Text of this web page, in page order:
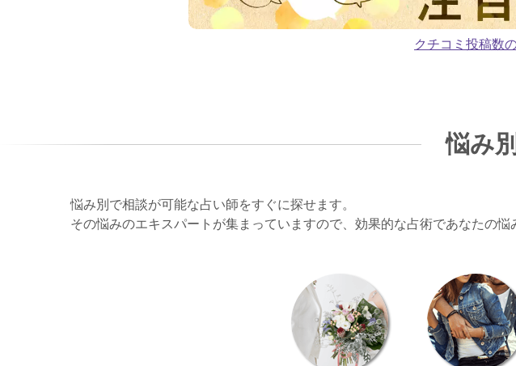
クチコミ投稿数
悩み
悩み別で相談が可能な占い師をすぐに探せます。
その悩みのエキスパートが集まっていますので、効果的な占術であなたの悩